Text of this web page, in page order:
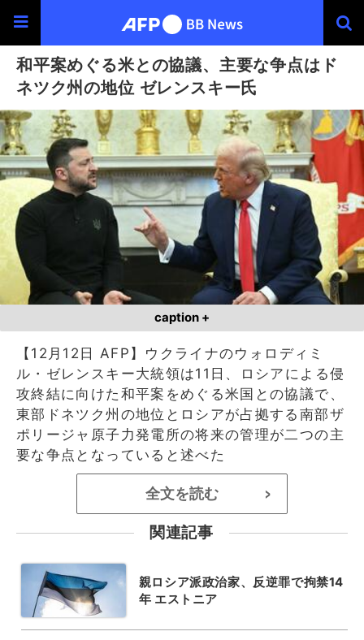
和平案めぐる米との協議、主要な争点はド
ネツク州の地位 ゼレンスキー氏
caption +
【12月12日 AFP】ウクライナのウォロディミ
ル・ゼレンスキー大統領は11日、ロシアによる侵
攻終結に向けた和平案をめぐる米国との協議で、
東部ドネツク州の地位とロシアが占拠する南部ザ
ポリージャ原子力発電所の将来の管理が二つの主
要な争点となっていると述べた
全文を読む >
関連記事
親ロシア派政治家、反逆罪で拘禁14
年 エストニア